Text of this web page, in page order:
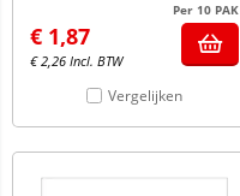
Per 10 PAK
€ 1,87
€2,26 Incl. BTW
Vergelijken